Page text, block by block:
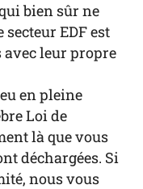
bien sûr ne
EDF est
leur propre
en pleine
Loi de
là que vous
déchargées. Si
nous vous